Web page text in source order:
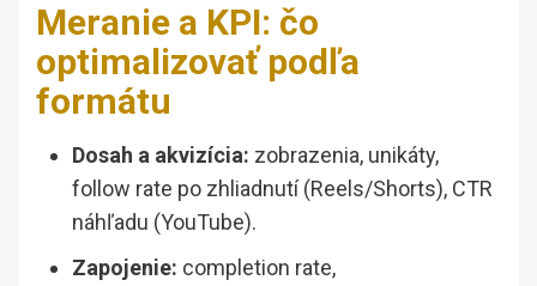
Meranie a KPI: čo
optimalizovať podľa
formátu
Dosah a akvizícia: zobrazenia, unikáty,
follow rate po zhliadnutí (Reels/Shorts), CTR
náhľadu (YouTube).
Zapojenie: completion rate,